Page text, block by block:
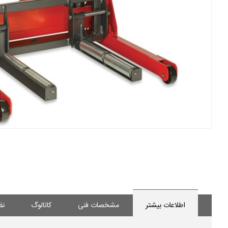
اطلاعات بیشتر مشخصات فنی کاتالوگ